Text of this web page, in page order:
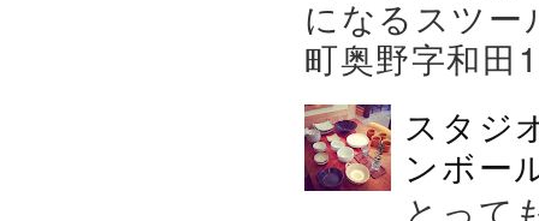
になるスツー
町奥野字和
スタジ
ンボー
とって